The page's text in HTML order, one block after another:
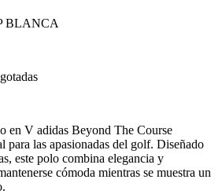
BLANCA
en V adidas Beyond The Course
para las apasionadas del golf. Diseñado
este polo combina elegancia y
cómoda mientras se muestra un